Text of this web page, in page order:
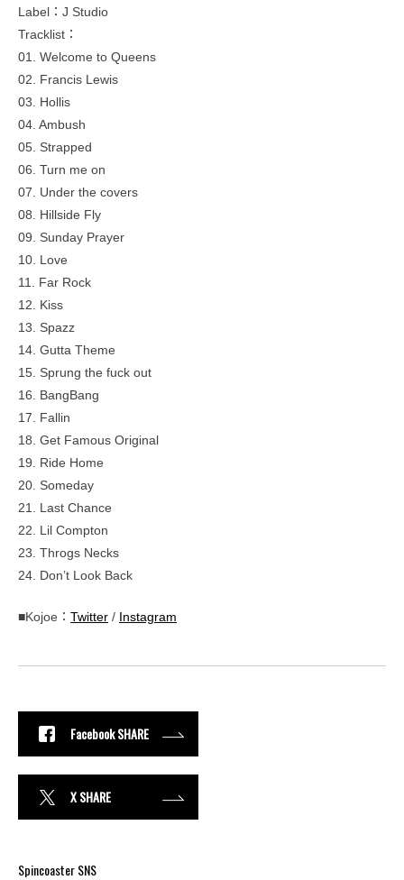
Label：J Studio
Tracklist：
01. Welcome to Queens
02. Francis Lewis
03. Hollis
04. Ambush
05. Strapped
06. Turn me on
07. Under the covers
08. Hillside Fly
09. Sunday Prayer
10. Love
11. Far Rock
12. Kiss
13. Spazz
14. Gutta Theme
15. Sprung the fuck out
16. BangBang
17. Fallin
18. Get Famous Original
19. Ride Home
20. Someday
21. Last Chance
22. Lil Compton
23. Throgs Necks
24. Don’t Look Back
■Kojoe： Twitter / Instagram
Facebook SHARE
X SHARE
Spincoaster SNS